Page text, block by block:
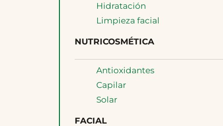
Hidratación
Limpieza facial
NUTRICOSMÉTICA
Antioxidantes
Capilar
Solar
FACIAL